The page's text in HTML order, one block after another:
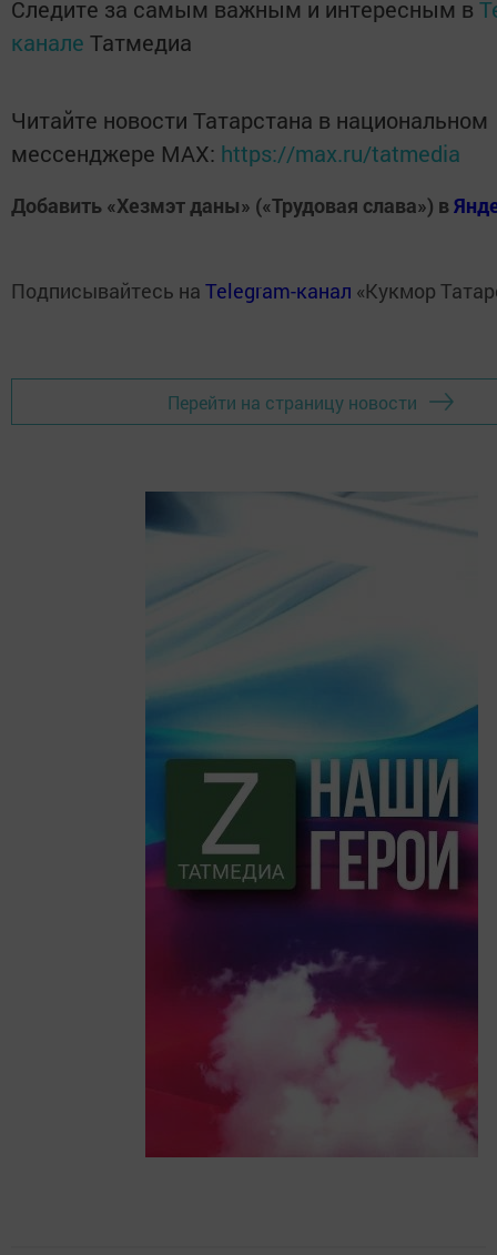
Следите за самым важным и интересным в
канале Татмедиа
Читайте новости Татарстана в национальном
мессенджере MАХ: https://max.ru/tatmedia
Добавить «Хезмэт даны» («Трудовая слава») в
Подписывайтесь на Telegram-канал «Кукмор
Перейти на страницу новости